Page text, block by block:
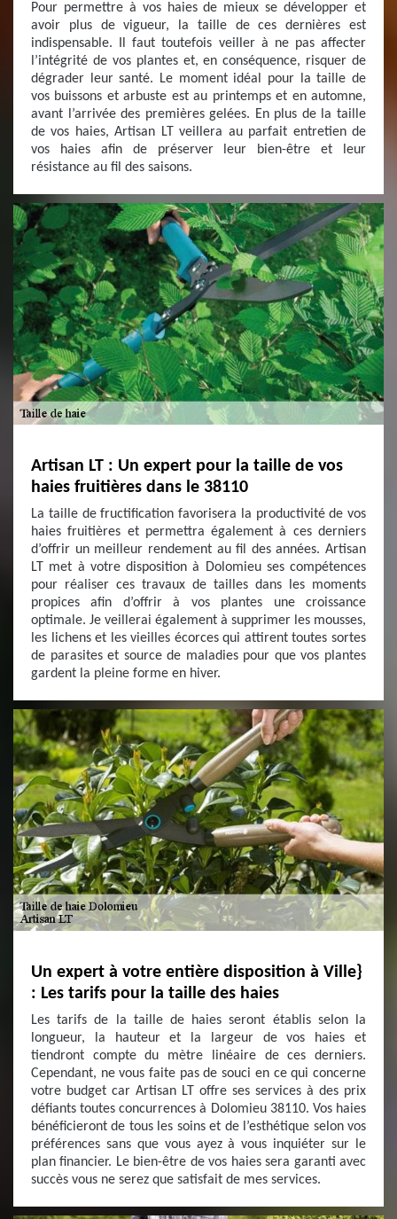
Pour permettre à vos haies de mieux se développer et
avoir plus de vigueur, la taille de ces dernières est
indispensable. Il faut toutefois veiller à ne pas affecter
l’intégrité de vos plantes et, en conséquence, risquer de
dégrader leur santé. Le moment idéal pour la taille de
vos buissons et arbuste est au printemps et en automne,
avant l’arrivée des premières gelées. En plus de la taille
de vos haies, Artisan LT veillera au parfait entretien de
vos haies afin de préserver leur bien-être et leur
résistance au fil des saisons.
Artisan LT : Un expert pour la taille de vos
haies fruitières dans le 38110
La taille de fructification favorisera la productivité de vos
haies fruitières et permettra également à ces derniers
d’offrir un meilleur rendement au fil des années. Artisan
LT met à votre disposition à Dolomieu ses compétences
pour réaliser ces travaux de tailles dans les moments
propices afin d’offrir à vos plantes une croissance
optimale. Je veillerai également à supprimer les mousses,
les lichens et les vieilles écorces qui attirent toutes sortes
de parasites et source de maladies pour que vos plantes
gardent la pleine forme en hiver.
Un expert à votre entière disposition à Ville}
: Les tarifs pour la taille des haies
Les tarifs de la taille de haies seront établis selon la
longueur, la hauteur et la largeur de vos haies et
tiendront compte du mètre linéaire de ces derniers.
Cependant, ne vous faite pas de souci en ce qui concerne
votre budget car Artisan LT offre ses services à des prix
défiants toutes concurrences à Dolomieu 38110. Vos haies
bénéficieront de tous les soins et de l’esthétique selon vos
préférences sans que vous ayez à vous inquiéter sur le
plan financier. Le bien-être de vos haies sera garanti avec
succès vous ne serez que satisfait de mes services.